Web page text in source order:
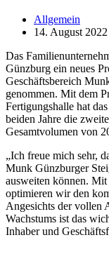
Allgemein
14. August 2022
Das
Günzburg ein neues
Geschäftsbereich
genommen. Mit dem
Fertigungshalle hat
beiden Jahre die
Gesamtvolumen von
„Ich freue mich sehr,
Munk Günzburger
ausweiten können.
optimieren wir den
Angesichts der vollen
Wachstums ist das
Inhaber und